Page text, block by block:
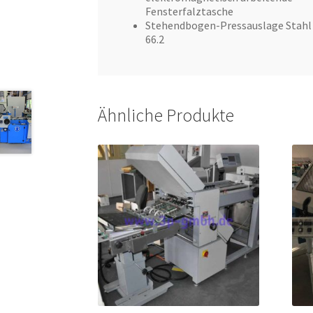
Fensterfalztasche
Stehendbogen-Pressauslage Stahl
66.2
Ähnliche Produkte